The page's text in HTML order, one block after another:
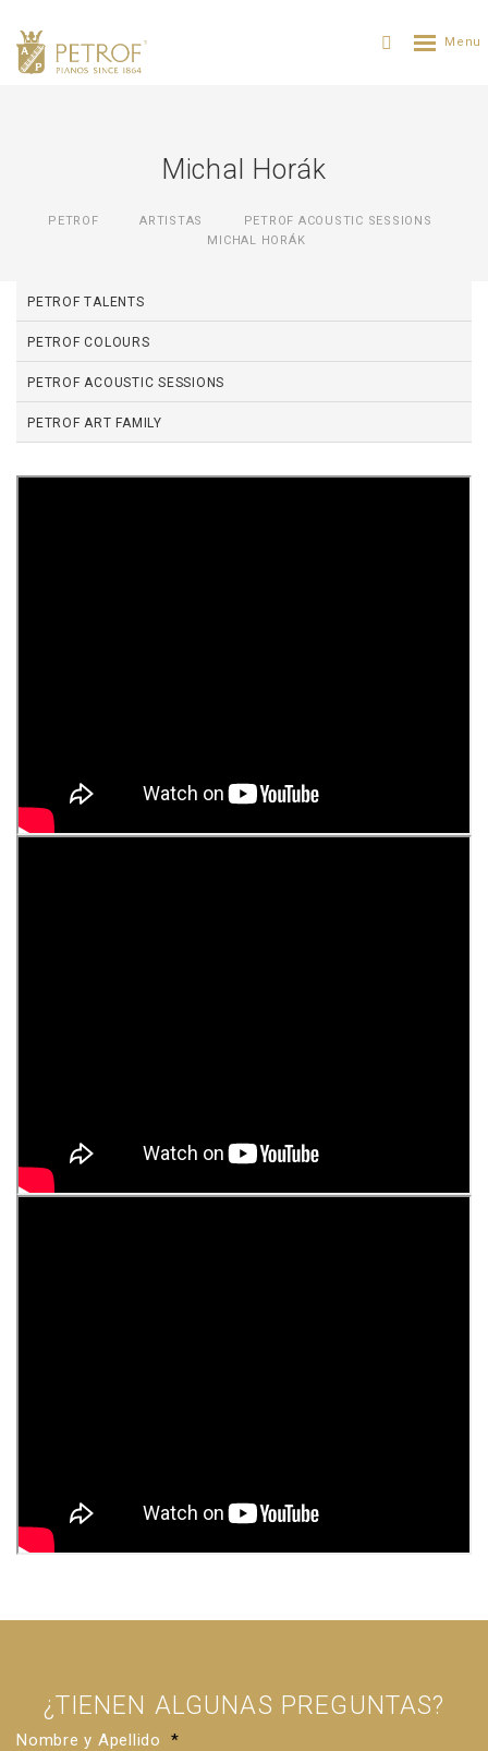
Michal Horák
PETROF ARTISTAS
PETROF ACOUSTIC SESSIONS
MICHAL HORÁK
PETROF TALENTS
PETROF COLOURS
PETROF ACOUSTIC SESSIONS
PETROF ART FAMILY
¿TIENEN ALGUNAS PREGUNTAS?
Nombre y Apellido *